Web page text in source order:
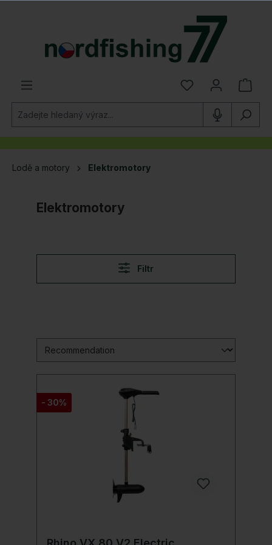
Lodě a motory Elektromotory
Elektromotory
Filtr
- 30%